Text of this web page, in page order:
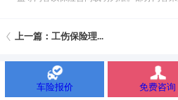
上一篇：工伤保险理...
车险报价 免费咨询